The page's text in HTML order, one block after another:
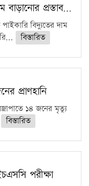
প্রস্তাব…
বিদ্যুতের দাম
বিস্তারিত
প্রাণহানি
১৪ জনের মৃত্যু
বিস্তারিত
পরীক্ষা